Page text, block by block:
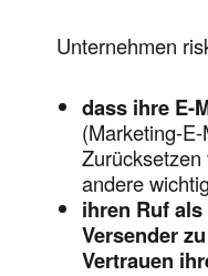
Unternehmen
dass ihre E-
(Marketing-
andere
ihren Ruf als
Versender
Vertrauen